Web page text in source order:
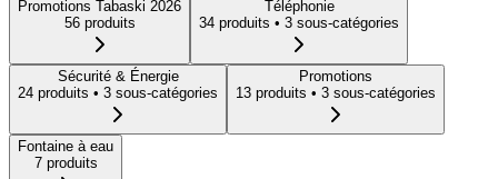
Promotions Tabaski 2026
56produits
Téléphonie
34 produits • 3 sous-catégories
Sécurité & Énergie
24 produits • 3 sous-catégories
Promotions
13 produits • 3 sous-catégories
Fontaine à eau
7produits